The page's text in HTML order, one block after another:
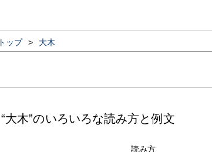
トップ > 大木
“大木”のいろいろな読み方と例文
読み方